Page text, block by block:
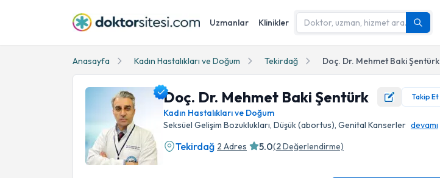
Uzmanlar Klinikler
Anasayfa Kadın Hastalıkları ve Doğum Tekirdağ Doç. Dr. Mehmet Baki Şentürk
Doç. Dr. Mehmet Baki Şentürk Takip Et
Kadın Hastalıkları ve Doğum
Seksüel Gelişim Bozuklukları, Düşük (abortus), Genital Kanserler devamı
Tekirdağ 2 Adres 5.0(2Değerlendirme)